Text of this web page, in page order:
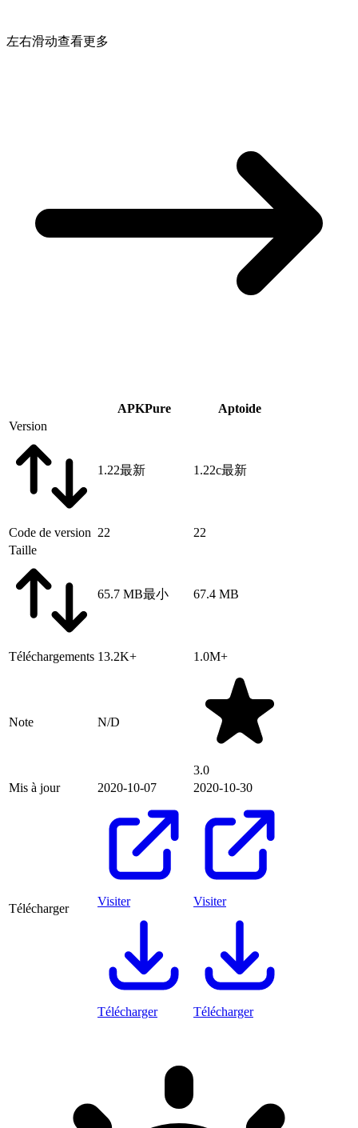
左右滑动查看更多
APKPure
Aptoide
Version
1.22最新 1.22c最新
Code de version 22
22
Taille
65.7 MB最小 67.4 MB
Téléchargements 13.2K+ 1.0M+
Note N/D
3.0
Mis à jour
2020-10-07 2020-10-30
Télécharger
Visiter
Télécharger
Visiter
Télécharger